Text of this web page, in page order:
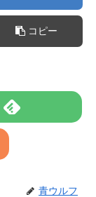
コピー
青ウルフ